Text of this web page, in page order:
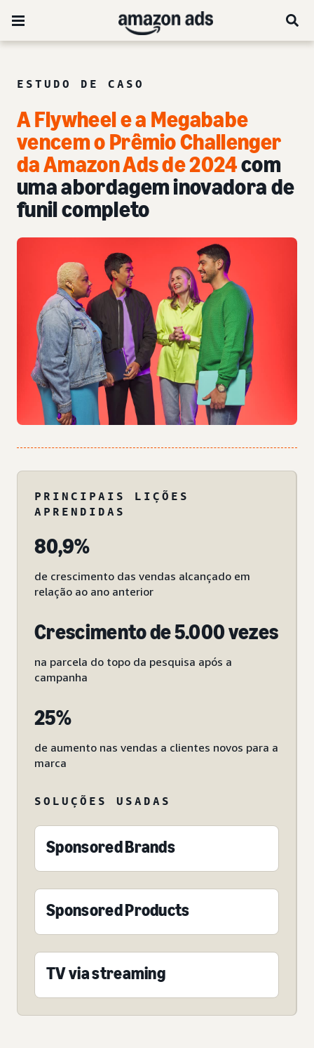
ESTUDO DE CASO
A Flywheel e a Megababe
vencem o Prêmio Challenger
da Amazon Ads de 2024com
uma abordagem inovadora de
funil completo
PRINCIPAIS LIÇÕES
APRENDIDAS
80,9%
de crescimento das vendas alcançado em
relação ao ano anterior
Crescimento de 5.000 vezes
na parcela do topo da pesquisa após a
campanha
25%
de aumento nas vendas a clientes novos para a
marca
SOLUÇÕES USADAS
Sponsored Brands
Sponsored Products
TV via streaming